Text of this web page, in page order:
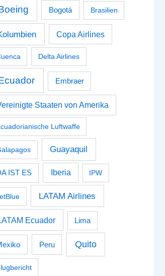
Bogotá Brasilien
Copa Airlines
Delta Airlines
Embraer
Staaten von Amerika
Luftwaffe
Guayaquil
IST ES Iberia IPW
LATAM Airlines
Ecuador Lima
Peru Quito